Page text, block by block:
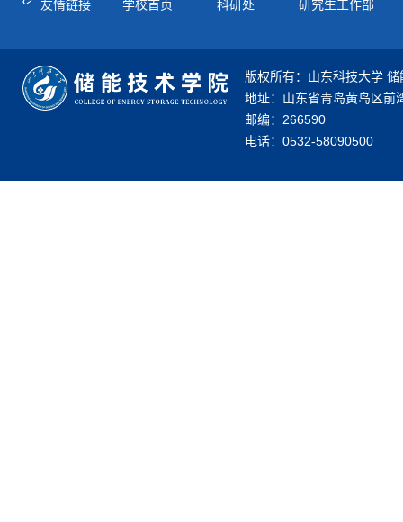
友情链接 学校首页 科研处 研究生工作部
版权所有：山东科技大学
地址：山东省青岛黄岛区前
邮编：266590
电话：0532-58090500